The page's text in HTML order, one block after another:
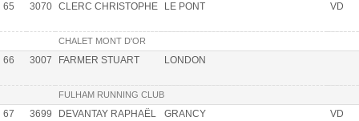
65 3070 CLERC CHRISTOPHE LE PONT VD
CHALET MONT D'OR
66 3007 FARMER STUART LONDON
FULHAM RUNNING CLUB
67 3699 DEVANTAY RAPHAËL GRANCY VD